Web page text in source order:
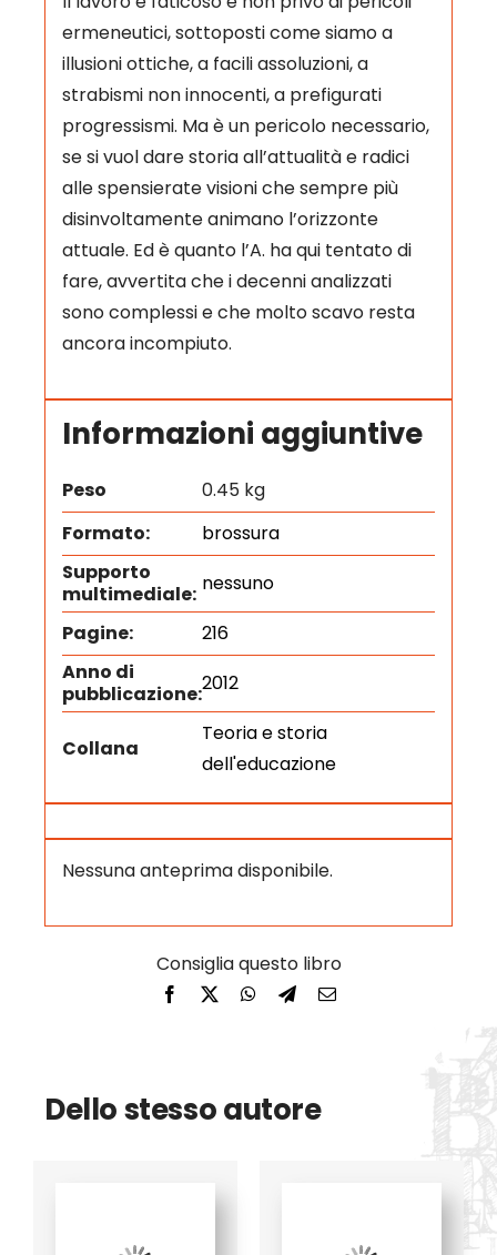
ermeneutici, sottoposti come siamo a
illusioni ottiche, a facili assoluzioni, a
strabismi non innocenti, a prefigurati
progressismi. Ma è un pericolo necessario,
se si vuol dare storia all’attualità e radici
alle spensierate visioni che sempre più
disinvoltamente animano l’orizzonte
attuale. Ed è quanto l’A. ha qui tentato di
fare, avvertita che i decenni analizzati
sono complessi e che molto scavo resta
ancora incompiuto.
Informazioni aggiuntive
Peso
0.45 kg
Formato:
brossura
Supporto
multimediale: nessuno
Pagine:
216
Anno di
pubblicazione:2012
Collana
Teoria e storia
dell'educazione
Nessuna anteprima disponibile.
Dello stesso autore